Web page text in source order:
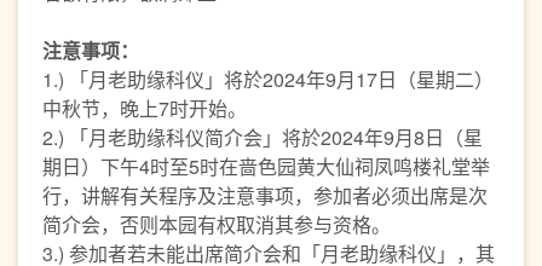
注意事项：
1.) 「月老助缘科仪」将於2024年9月17日（星期二）
中秋节，晚上7时开始。
2.) 「月老助缘科仪简介会」将於2024年9月8日（星
期日）下午4时至5时在啬色园黄大仙祠凤鸣楼礼堂举
行，讲解有关程序及注意事项，参加者必须出席是次
简介会，否则本园有权取消其参与资格。
3.) 参加者若未能出席简介会和「月老助缘科仪」，其